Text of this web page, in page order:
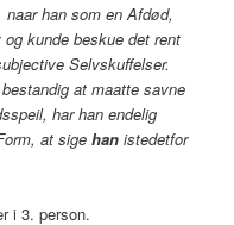
han som en Afdød,
kunde beskue det rent
Selvskuffelser.
at maatte savne
har han endelig
at sigehan istedetfor
i 3. person.